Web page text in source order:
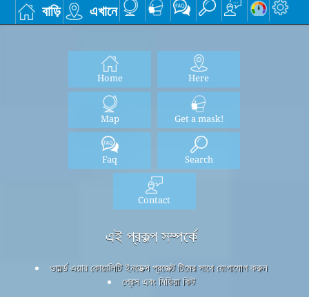
বাড়ি এখানে
Home Here
Map Get a mask!
Faq Search
Contact
এই প্রকল্প সম্পর্কে
ওয়ার্ল্ড এয়ার কোয়ালিটি ইনডেক্স প্রজেক্ট টিমের সাথে যোগাযোগ করুন
প্রেস এবং মিডিয়া কিট